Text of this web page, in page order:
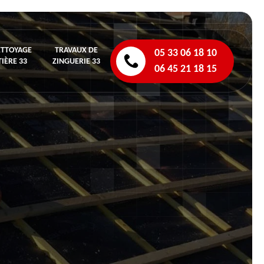
33
TRAVAUX DE
ZINGUERIE 33
05 33 06 18 10
06 45 21 18 15